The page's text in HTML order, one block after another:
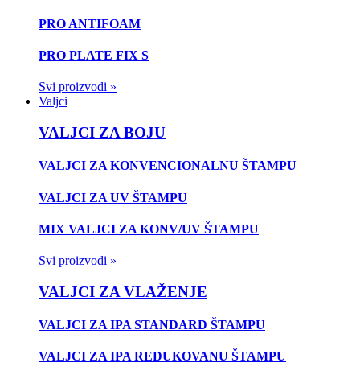
PRO ANTIFOAM
PRO PLATE FIX S
Svi proizvodi »
Valjci
VALJCI ZA BOJU
VALJCI ZA KONVENCIONALNU ŠTAMPU
VALJCI ZA UV ŠTAMPU
MIX VALJCI ZA KONV/UV ŠTAMPU
Svi proizvodi »
VALJCI ZA VLAŽENJE
VALJCI ZA IPA STANDARD ŠTAMPU
VALJCI ZA IPA REDUKOVANU ŠTAMPU